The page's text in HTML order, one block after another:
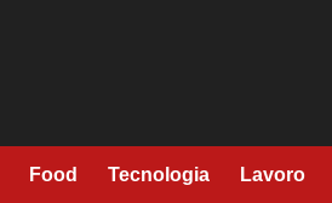
Food Tecnologia Lavoro